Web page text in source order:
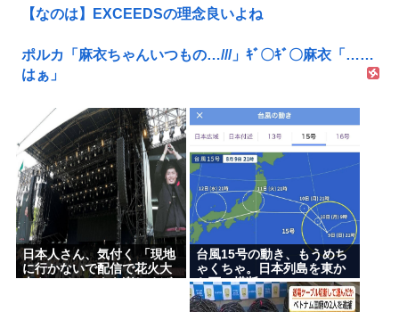
【なのは】EXCEEDSの理念良いよね
ポルカ「麻衣ちゃんいつもの…///」ｷﾞ〇ｷﾞ〇麻衣「……
はぁ」
日本人さん、気付く 「現地
に行かないで配信で花火大
台風15号の動き、もうめち
ゃくちゃ。日本列島を東か
ら西に横断